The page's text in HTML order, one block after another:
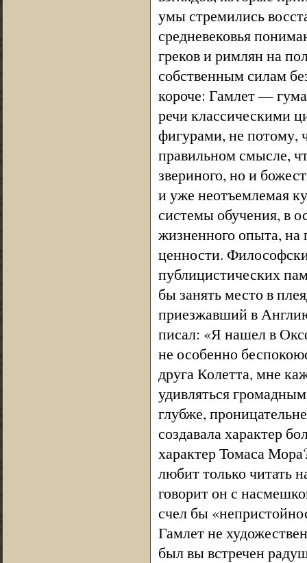
умы стремились
средневековья
греков и римлян на
собственным силам
короче: Гамлет —
речи классическими
фигурами, не потому,
правильном смысле,
звериного, но и
и уже неотъемлемая
системы обучения, в
жизненного опыта, на
ценности.
публицистических
бы занять место в
приезжавший в
писал: «Я нашел в
не особенно
друга Колетта, мне
удивляться
глубже,
создавала характер
характер Томаса
любит только читать
говорит он с
счел бы
Гамлет не
был вы встречен